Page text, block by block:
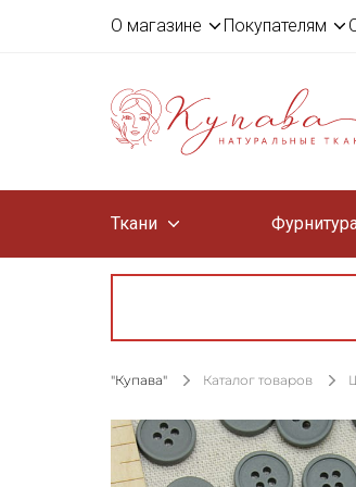
О магазине Покупателям
Ткани
"Купава" Каталог товаров